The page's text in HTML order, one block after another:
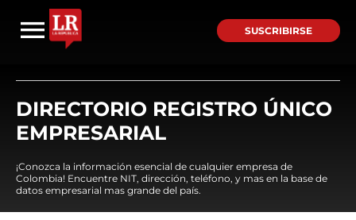
SUSCRIBIRSE
DIRECTORIO REGISTRO ÚNICO
EMPRESARIAL
¡Conozca la información esencial de cualquier empresa de
Colombia! Encuentre NIT, dirección, teléfono, y mas en la base de
datos empresarial mas grande del país.